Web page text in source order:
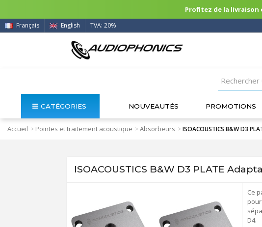
Profitez de la livraison
Français English TVA: 20%
CATÉGORIES NOUVEAUTÉS PROMOTIONS
Accueil > Pointes et traitement acoustique >Absorbeurs >ISOACOUSTICS B&W D3
ISOACOUSTICS B&W D3 PLATE
Ce
D4.